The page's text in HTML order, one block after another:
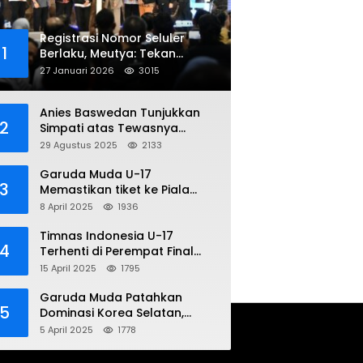
1
Registrasi Nomor Seluler
Berlaku, Meutya: Tekan
Penipuan Online
27 Januari 2026 3015
2
Anies Baswedan Tunjukkan
Simpati atas Tewasnya
Pengemudi Ojol dalam Aksi
29 Agustus 2025 2133
3
Garuda Muda U-17
Memastikan tiket ke Piala
Dunia Setelah Mencetak
Yaman 4-1 di Piala Asia 2025
8 April 2025 1936
4
Timnas Indonesia U-17
Terhenti di Perempat Final
Piala Asia 2025: Terkecoh
15 April 2025 1795
5
Garuda Muda Patahkan
Dominasi Korea Selatan,
Dalam Laga Pembuka Piala
5 April 2025 1778